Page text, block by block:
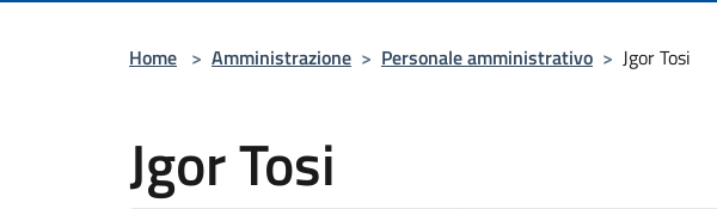
Home > Amministrazione > Personale amministrativo > Jgor Tosi
Jgor Tosi